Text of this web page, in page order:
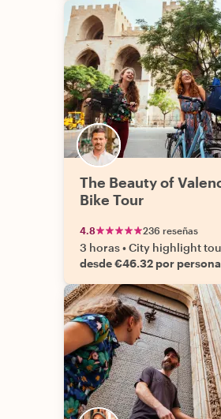
The Beauty of
Bike Tour
4.8 236 reseñas
3 horas•City highlight
desde €46.32 por persona